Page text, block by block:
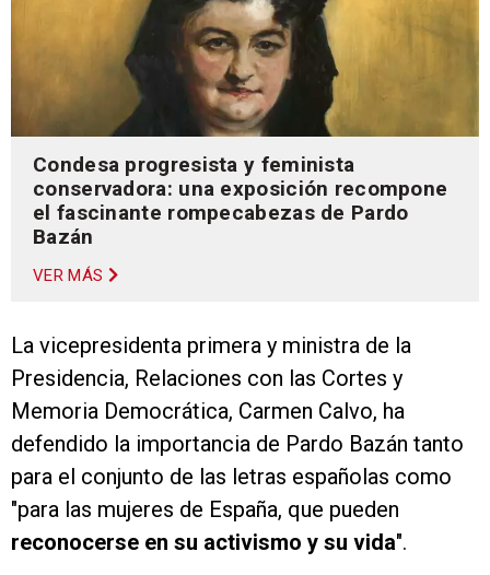
Condesa progresista y feminista
conservadora: una exposición recompone
el fascinante rompecabezas de Pardo
Bazán
VER MÁS
La vicepresidenta primera y ministra de la
Presidencia, Relaciones con las Cortes y
Memoria Democrática, Carmen Calvo, ha
defendido la importancia de Pardo Bazán tanto
para el conjunto de las letras españolas como
"para las mujeres de España, que pueden
reconocerse en su activismo y su vida".